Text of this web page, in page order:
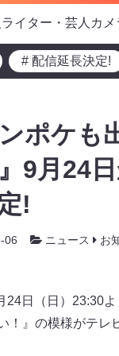
イター・芸人カメ
# 配信延長決定!
ポケも
9月24
!
06 ニュース お
24日（日）23:30
！』の模様がテレ